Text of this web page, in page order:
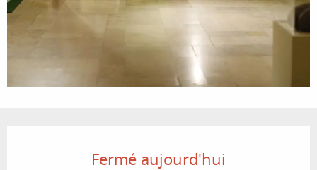
Fermé aujourd'hui